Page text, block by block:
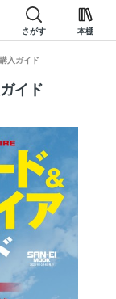
さがす 本棚
入ガイド
イド